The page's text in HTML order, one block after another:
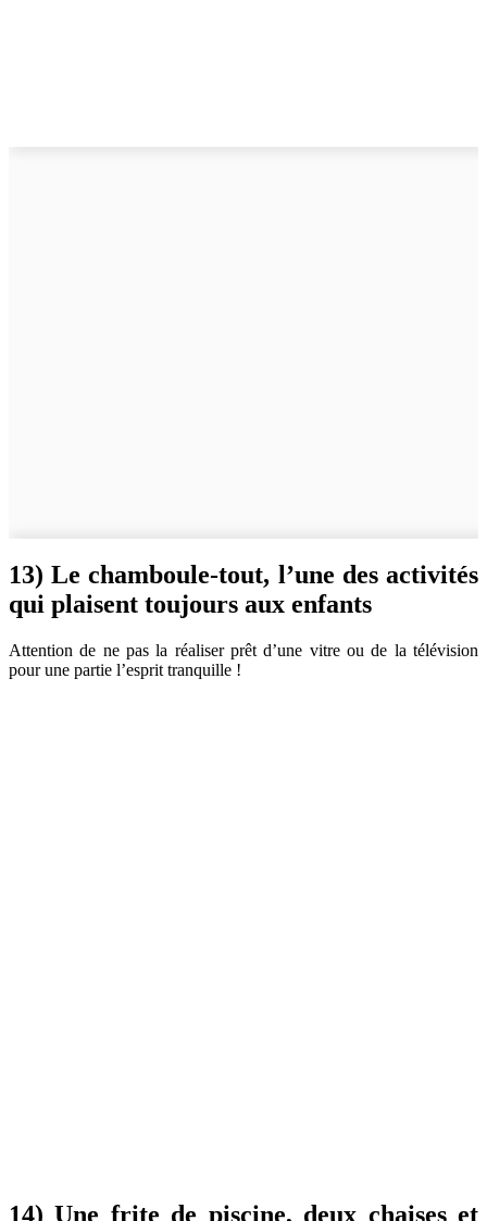
13) Le chamboule-tout, l’une des activités
qui plaisent toujours aux enfants
Attention de ne pas la réaliser prêt d’une vitre ou de la télévision
pour une partie l’esprit tranquille !
14) Une frite de piscine, deux chaises et